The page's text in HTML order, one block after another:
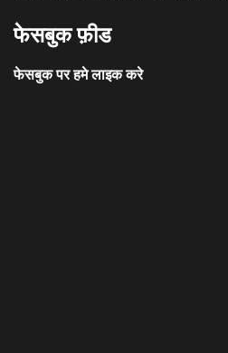
फेसबुक फ़ीड
फेसबुक पर हमे लाइक करे